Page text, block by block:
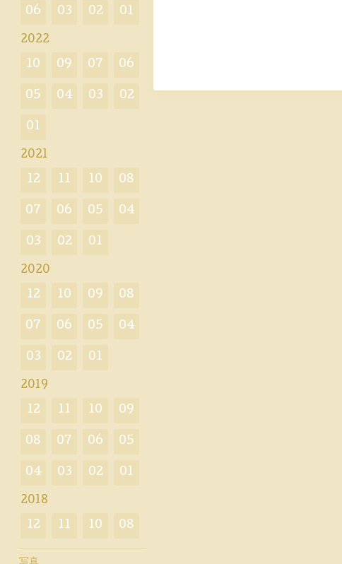
06 03 02 01
2022
10 09 07 06
05 04 03 02
01
2021
12 11 10 08
07 06 05 04
03 02 01
2020
12 10 09 08
07 06 05 04
03 02 01
2019
12 11 10 09
08 07 06 05
04 03 02 01
2018
12 11 10 08